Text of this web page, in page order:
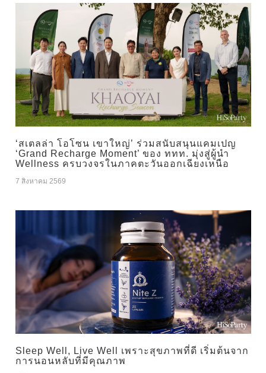
‘สเตลล่า โอโซน เขาใหญ่’ ร่วมสนับสนุนแคมเปญ
‘Grand Recharge Moment’ ของ ททท. มุ่งสู่ผู้นำ
Wellness ครบวงจรในภาคตะวันออกเฉียงเหนือ
7 สิงหาคม 2569
Sleep Well, Live Well เพราะสุขภาพที่ดี เริ่มต้นจาก
การนอนหลับที่มีคุณภาพ